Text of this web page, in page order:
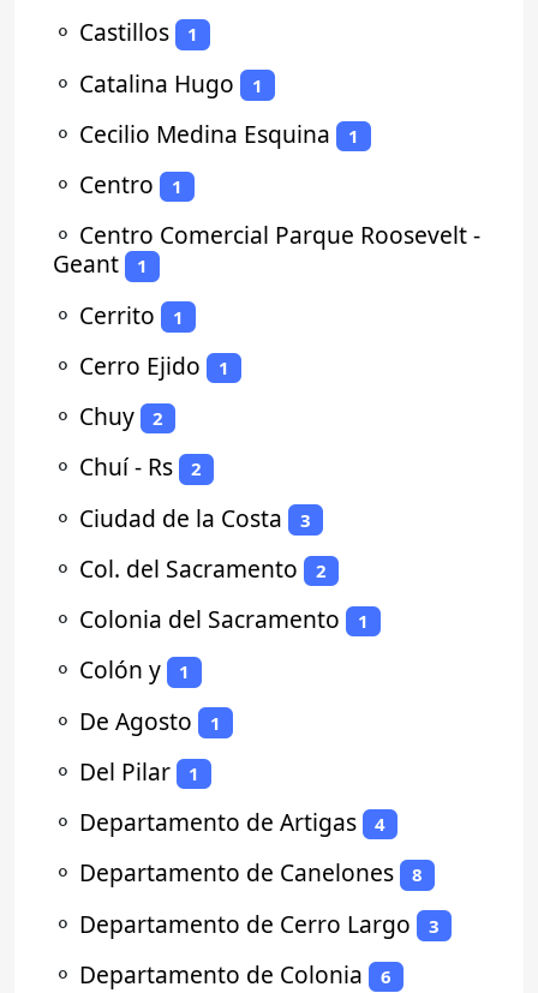
⚬ Castillos 1
⚬ Catalina Hugo 1
⚬ Cecilio Medina Esquina 1
⚬ Centro 1
⚬ Centro Comercial Parque Roosevelt -
Geant
1
⚬ Cerrito 1
⚬ Cerro Ejido 1
⚬ Chuy 2
⚬ Chuí - Rs 2
⚬ Ciudad de la Costa 3
⚬ Col. del Sacramento 2
⚬ Colonia del Sacramento 1
⚬ Colón y 1
⚬ De Agosto 1
⚬ Del Pilar 1
⚬ Departamento de Artigas 4
⚬ Departamento de Canelones 8
⚬ Departamento de Cerro Largo 3
⚬ Departamento de Colonia 6